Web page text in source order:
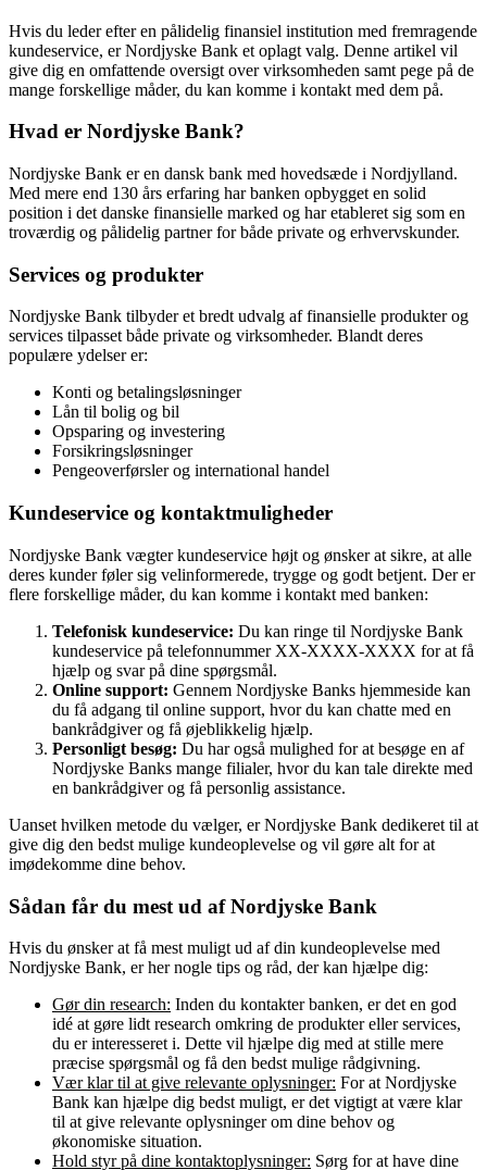
Hvis du leder efter en pålidelig finansiel institution med fremragende
kundeservice, er Nordjyske Bank et oplagt valg. Denne artikel vil
give dig en omfattende oversigt over virksomheden samt pege på de
mange forskellige måder, du kan komme i kontakt med dem på.
Hvad er Nordjyske Bank?
Nordjyske Bank er en dansk bank med hovedsæde i Nordjylland.
Med mere end 130 års erfaring har banken opbygget en solid
position i det danske finansielle marked og har etableret sig som en
troværdig og pålidelig partner for både private og erhvervskunder.
Services og produkter
Nordjyske Bank tilbyder et bredt udvalg af finansielle produkter og
services tilpasset både private og virksomheder. Blandt deres
populære ydelser er:
Konti og betalingsløsninger
Lån til bolig og bil
Opsparing og investering
Forsikringsløsninger
Pengeoverførsler og international handel
Kundeservice og kontaktmuligheder
Nordjyske Bank vægter kundeservice højt og ønsker at sikre, at alle
deres kunder føler sig velinformerede, trygge og godt betjent. Der er
flere forskellige måder, du kan komme i kontakt med banken:
Telefonisk kundeservice: Du kan ringe til Nordjyske Bank
kundeservice på telefonnummer XX-XXXX-XXXX for at få
hjælp og svar på dine spørgsmål.
Online support: Gennem Nordjyske Banks hjemmeside kan
du få adgang til online support, hvor du kan chatte med en
bankrådgiver og få øjeblikkelig hjælp.
Personligt besøg: Du har også mulighed for at besøge en af
Nordjyske Banks mange filialer, hvor du kan tale direkte med
en bankrådgiver og få personlig assistance.
Uanset hvilken metode du vælger, er Nordjyske Bank dedikeret til at
give dig den bedst mulige kundeoplevelse og vil gøre alt for at
imødekomme dine behov.
Sådan får du mest ud af Nordjyske Bank
Hvis du ønsker at få mest muligt ud af din kundeoplevelse med
Nordjyske Bank, er her nogle tips og råd, der kan hjælpe dig:
Gør din research: Inden du kontakter banken, er det en god
idé at gøre lidt research omkring de produkter eller services,
du er interesseret i. Dette vil hjælpe dig med at stille mere
præcise spørgsmål og få den bedst mulige rådgivning.
Vær klar til at give relevante oplysninger: For at Nordjyske
Bank kan hjælpe dig bedst muligt, er det vigtigt at være klar
til at give relevante oplysninger om dine behov og
økonomiske situation.
Hold styr på dine kontaktoplysninger: Sørg for at have dine